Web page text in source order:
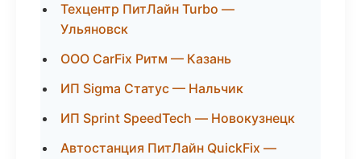
Техцентр ПитЛайн Turbo —
Ульяновск
ООО CarFix Ритм — Казань
ИП Sigma Статус — Нальчик
ИП Sprint SpeedTech — Новокузнецк
Автостанция ПитЛайн QuickFix —